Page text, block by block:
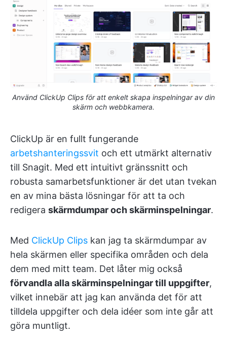
Använd ClickUp Clips för att enkelt skapa inspelningar av din
skärm och webbkamera.
ClickUp är en fullt fungerande
arbetshanteringssvit och ett utmärkt alternativ
till Snagit. Med ett intuitivt gränssnitt och
robusta samarbetsfunktioner är det utan tvekan
en av mina bästa lösningar för att ta och
redigera skärmdumpar och skärminspelningar.
Med ClickUp Clips kan jag ta skärmdumpar av
hela skärmen eller specifika områden och dela
dem med mitt team. Det låter mig också
förvandla alla skärminspelningar till uppgifter,
vilket innebär att jag kan använda det för att
tilldela uppgifter och dela idéer som inte går att
göra muntligt.